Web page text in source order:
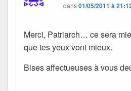
dans01/05/2011 à
Merci, Patriarch… ce sera
que tes yeux vont mieux.
Bises affectueuses à vous